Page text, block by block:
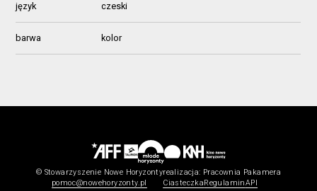
język czeski
barwa kolor
© Stowarzyszenie Nowe Horyzonty
pomoc@nowehoryzonty.pl
realizacja: Pracownia Pakamera
CiasteczkaRegulaminAPI